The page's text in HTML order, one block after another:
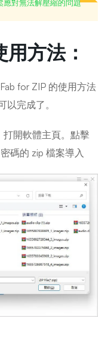
對無法解壓縮的問題
方法：
for ZIP 的使用方法
完成了。
打開軟體主頁。點擊
碼的 zip 檔案導入